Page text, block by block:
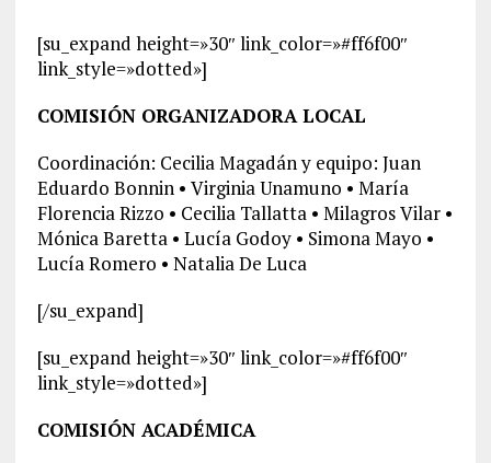
[su_expand height=»30″ link_color=»#ff6f00″
link_style=»dotted»]
COMISIÓN ORGANIZADORA LOCAL
Coordinación: Cecilia Magadán y equipo: Juan
Eduardo Bonnin • Virginia Unamuno • María
Florencia Rizzo • Cecilia Tallatta • Milagros Vilar •
Mónica Baretta • Lucía Godoy • Simona Mayo •
Lucía Romero • Natalia De Luca
[/su_expand]
[su_expand height=»30″ link_color=»#ff6f00″
link_style=»dotted»]
COMISIÓN ACADÉMICA